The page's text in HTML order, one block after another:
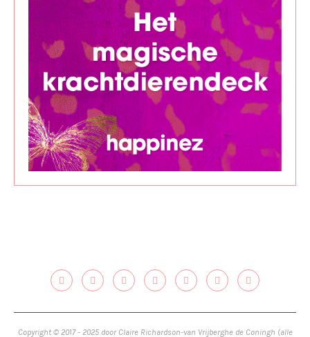
Copyright © 2017 - 2025 door Claire Richardson-van Vrijberghe de Coningh (alle